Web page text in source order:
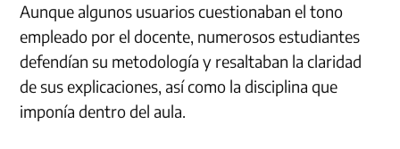
Aunque algunos usuarios cuestionaban el tono
empleado por el docente, numerosos estudiantes
defendían su metodología y resaltaban la claridad
de sus explicaciones, así como la disciplina que
imponía dentro del aula.